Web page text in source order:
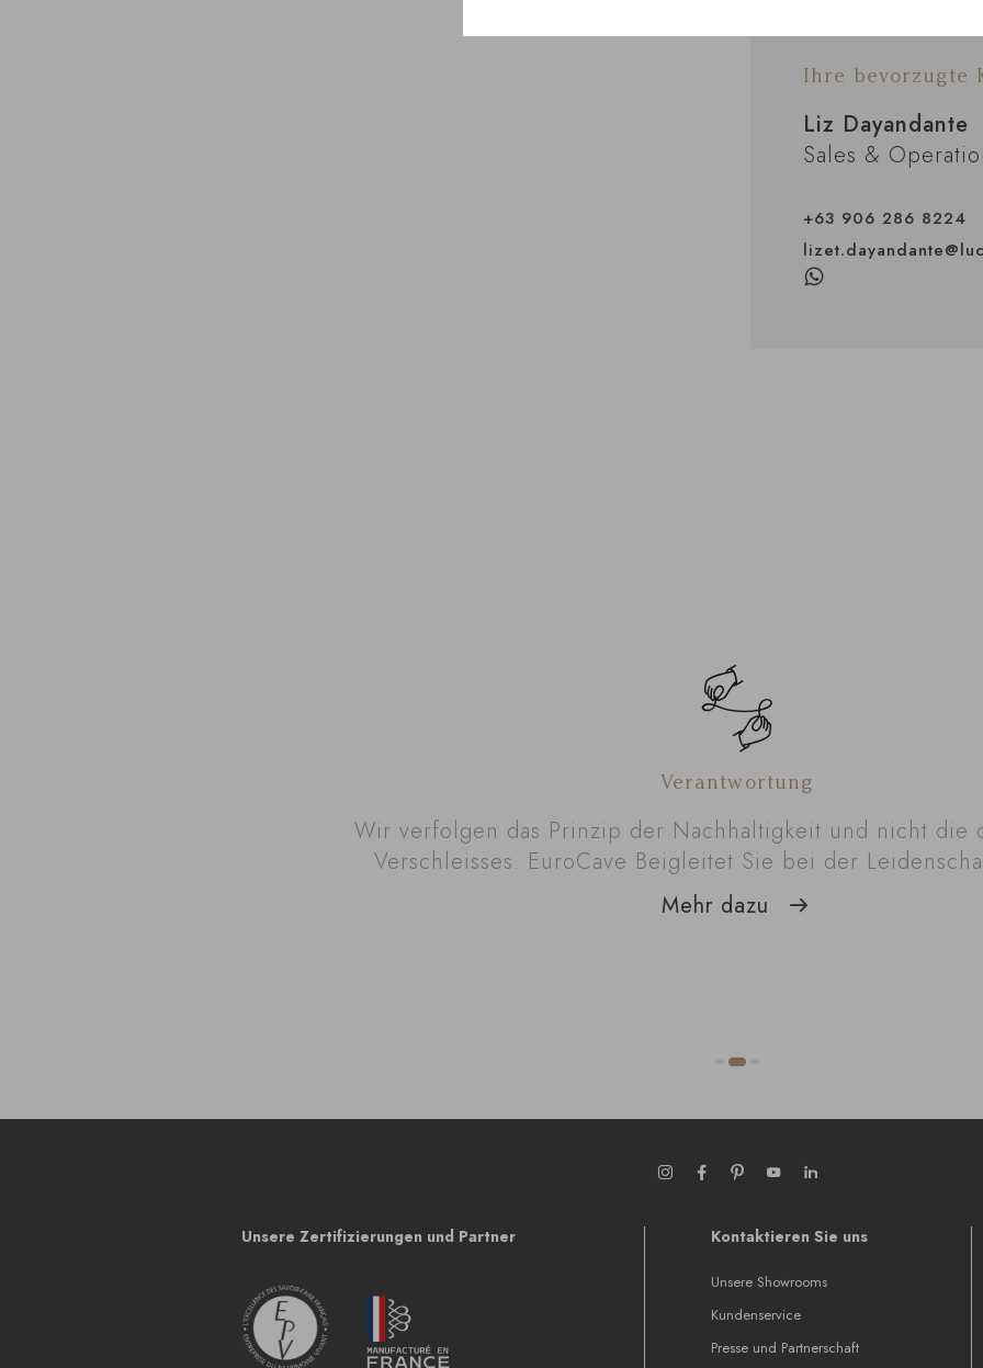
Ihre bevorzugte
Liz Dayandante
Sales &
+63 906 286 8224
Verantwortung
Wir verfolgen das Prinzip der Nachhaltigkeit und nicht die
Verschleisses. EuroCave Beigleitet Sie bei der
Mehr dazu
Unsere Zertifizierungen und Partner Kontaktieren Sie uns
Unsere Showrooms
Kundenservice
Presse und Partnerschaft